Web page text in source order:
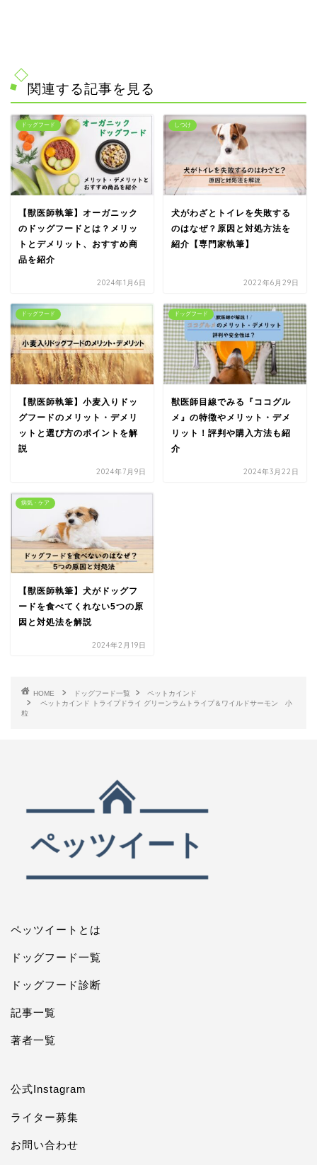
関連する記事を見る
ドッグフード
【獣医師執筆】オーガニック
のドッグフードとは？メリッ
トとデメリット、おすすめ商
品を紹介
2024年1月6日
しつけ
犬がわざとトイレを失敗する
のはなぜ？原因と対処方法を
紹介【専門家執筆】
2022年6月29日
ドッグフード
【獣医師執筆】小麦入りドッ
グフードのメリット・デメリ
ットと選び方のポイントを解
説
2024年7月9日
ドッグフード
獣医師目線でみる『ココグル
メ』の特徴やメリット・デメ
リット！評判や購入方法も紹
介
2024年3月22日
病気・ケア
【獣医師執筆】犬がドッグフ
ードを食べてくれない5つの原
因と対処法を解説
2024年2月19日
HOME ドッグフード一覧
ペットカインド
ペットカインド トライプドライ グリーンラムトライプ＆ワイルドサーモン 小
粒
ペッツイートとは
ドッグフード一覧
ドッグフード診断
記事一覧
著者一覧
公式Instagram
ライター募集
お問い合わせ